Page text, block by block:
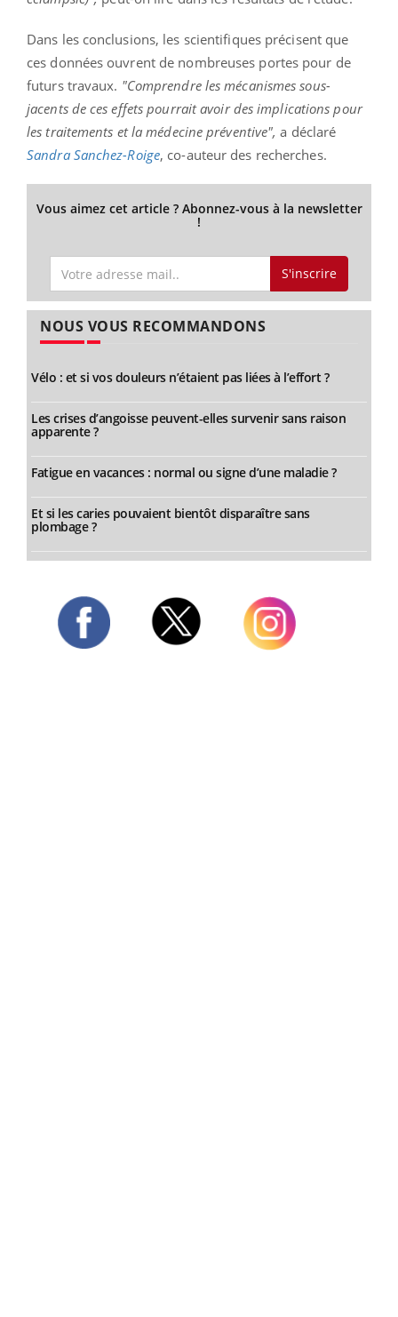
Dans les conclusions, les scientifiques précisent que
ces données ouvrent de nombreuses portes pour de
futurs travaux. "Comprendre les mécanismes sous-
jacents de ces effets pourrait avoir des implications pour
les traitements et la médecine préventive", a déclaré
Sandra Sanchez-Roige, co-auteur des recherches.
Vous aimez cet article ? Abonnez-vous à la newsletter
!
S'inscrire
NOUS VOUS RECOMMANDONS
Vélo : et si vos douleurs n’étaient pas liées à l’effort ?
Les crises d’angoisse peuvent-elles survenir sans raison
apparente ?
Fatigue en vacances : normal ou signe d’une maladie ?
Et si les caries pouvaient bientôt disparaître sans
plombage ?